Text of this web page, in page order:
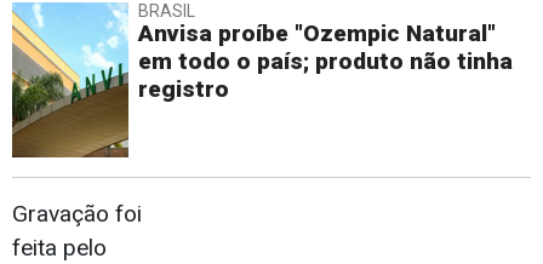
BRASIL
Anvisa proíbe "Ozempic Natural"
em todo o país; produto não tinha
registro
Gravação foi
feita pelo